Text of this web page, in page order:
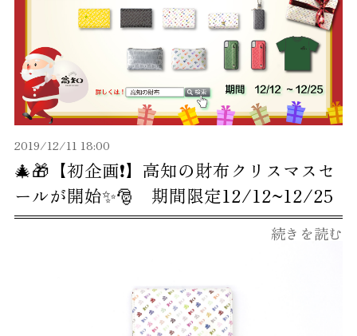
🎄🎁【初企画❗️】高知の財布クリスマスセ
ールが開始✨🎅 期間限定12/12~12/25
2019/12/11 18:00
続きを読む